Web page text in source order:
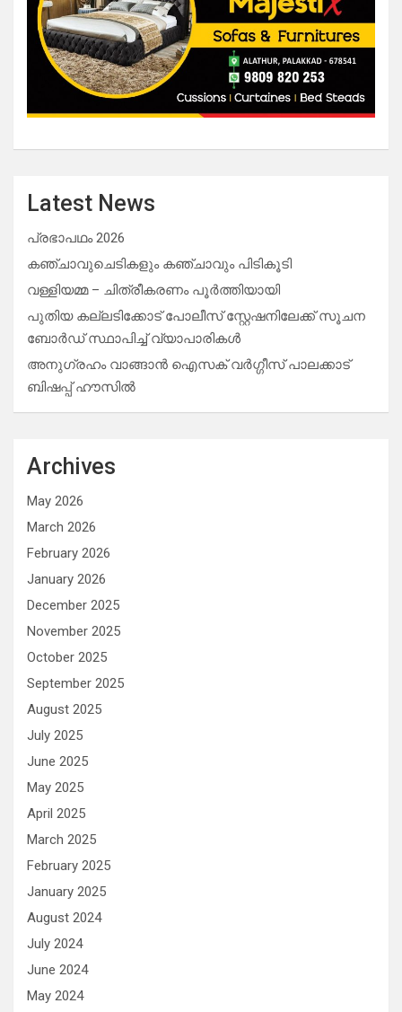
Latest News
പ്രഭാപഥം 2026
കഞ്ചാവുചെടികളും കഞ്ചാവും പിടികൂടി
വള്ളിയമ്മ – ചിത്രീകരണം പൂർത്തിയായി
പുതിയ കല്ലടിക്കോട് പോലീസ് സ്റ്റേഷനിലേക്ക് സൂചന
ബോർഡ് സ്ഥാപിച്ച് വ്യാപാരികൾ
അനുഗ്രഹം വാങ്ങാൻ ഐസക് വര്‍ഗ്ഗീസ് പാലക്കാട്
ബിഷപ്പ് ഹൗസില്‍
Archives
May 2026
March 2026
February 2026
January 2026
December 2025
November 2025
October 2025
September 2025
August 2025
July 2025
June 2025
May 2025
April 2025
March 2025
February 2025
January 2025
August 2024
July 2024
June 2024
May 2024